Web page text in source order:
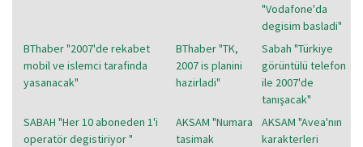
"Vodafone'da
degisim basladi"
BThaber "2007'de rekabet
mobil ve islemci tarafinda
yasanacak"
BThaber "TK,
2007 is planini
hazirladi"
Sabah "Türkiye
görüntülü telefon
ile 2007'de
tanışacak"
SABAH "Her 10 aboneden 1'i
operatör degistiriyor "
AKSAM "Numara
tasimak
AKSAM "Avea'nın
karakterleri